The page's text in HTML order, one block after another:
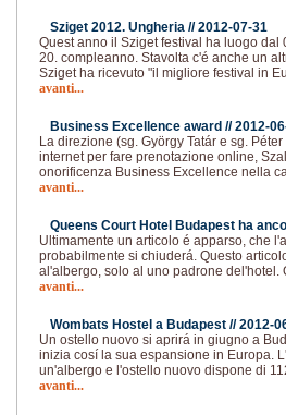
Sziget 2012. Ungheria //2012-07-31
Quest anno il Sziget festival ha luogo dal
20. compleanno. Stavolta c'é anche un
Sziget ha ricevuto "il migliore festival in
avanti...
Business Excellence award //2012-
La direzione (sg. György Tatár e sg.
internet per fare prenotazione online,
onorificenza Business Excellence nella
avanti...
Queens Court Hotel Budapest ha
Ultimamente un articolo é apparso, che
probabilmente si chiuderá. Questo
al'albergo, solo al uno padrone del'hotel.
avanti...
Wombats Hostel a Budapest //2012-
Un ostello nuovo si aprirá in giugno a
inizia cosí la sua espansione in Europa.
un'albergo e l'ostello nuovo dispone di
avanti...